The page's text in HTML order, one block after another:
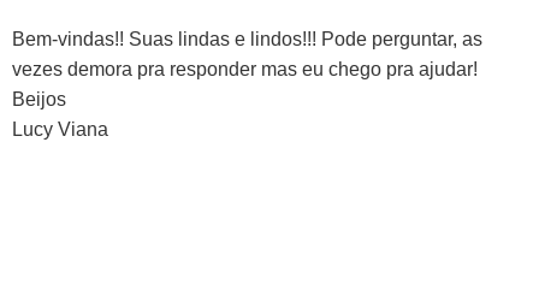
Bem-vindas!! Suas lindas e lindos!!! Pode perguntar, as
vezes demora pra responder mas eu chego pra ajudar!
Beijos
Lucy Viana